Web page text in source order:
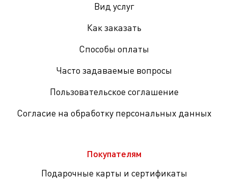
Вид услуг
Как заказать
Способы оплаты
Часто задаваемые вопросы
Пользовательское соглашение
Согласие на обработку персональных данных
Покупателям
Подарочные карты и сертификаты